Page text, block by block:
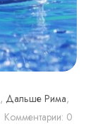
, Дальше Рима,
Комментарии: 0